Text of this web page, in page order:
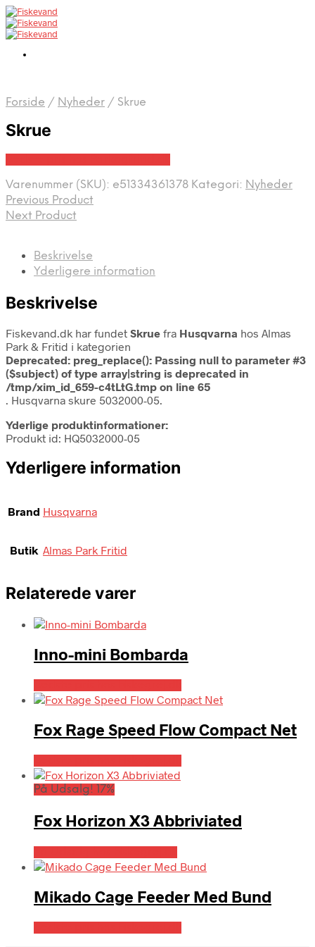
Forside / Nyheder / Skrue
Skrue
Varenummer (SKU): e51334361378 Kategori: Nyheder
Previous Product
Next Product
Beskrivelse
Yderligere information
Beskrivelse
Fiskevand.dk har fundet Skrue fra Husqvarna hos Almas
Park & Fritid i kategorien
Deprecated: preg_replace(): Passing null to parameter #3
($subject) of type array|string is deprecated in
/tmp/xim_id_659-c4tLtG.tmp on line 65
. Husqvarna skure 5032000-05.
Yderlige produktinformationer:
Produkt id: HQ5032000-05
Yderligere information
Brand Husqvarna
Butik Almas Park Fritid
Relaterede varer
Inno-mini Bombarda
Fox Rage Speed Flow Compact Net
På Udsalg! 17%
Fox Horizon X3 Abbriviated
Mikado Cage Feeder Med Bund